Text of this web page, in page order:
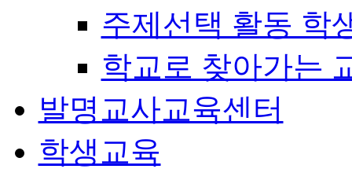
주제선택 활동 학
학교로 찾아가는
발명교사교육센터
학생교육